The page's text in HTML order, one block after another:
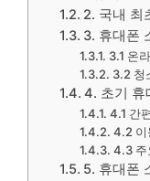
2. 국내 최
3. 휴대폰
3.1 온
3.2 청
4. 초기 휴
4.1 간
4.2 이
4.3 주
5. 휴대폰